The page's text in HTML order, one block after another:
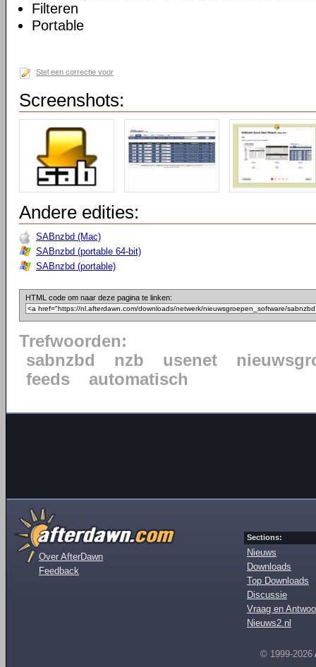
Filteren
Portable
Stel een correctie voor
Screenshots:
Andere edities:
SABnzbd (Mac)
SABnzbd (portable 64-bit)
SABnzbd (portable)
HTML code om naar deze pagina te linken:
Trefwoorden:
sabnzbd
nzb usenet
feeds
automatisch
Over AfterDawn
Feedback
Sections:
Nieuws
Downloads
Top Downloads
Discussie
Vraag en
Nieuws2.nl
© 1999-2026